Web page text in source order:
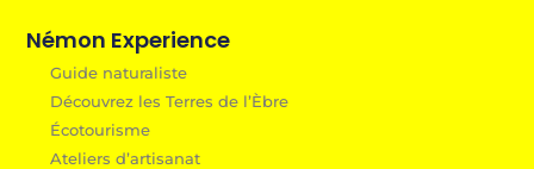
Némon Experience
Guide naturaliste
Découvrez les Terres de l’Èbre
Écotourisme
Ateliers d’artisanat